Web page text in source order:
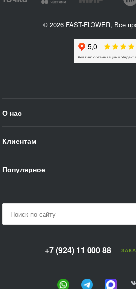
© 2026 FAST-FLOWER, Все
О нас
Клиентам
Популярное
+7 (924) 11 000 88